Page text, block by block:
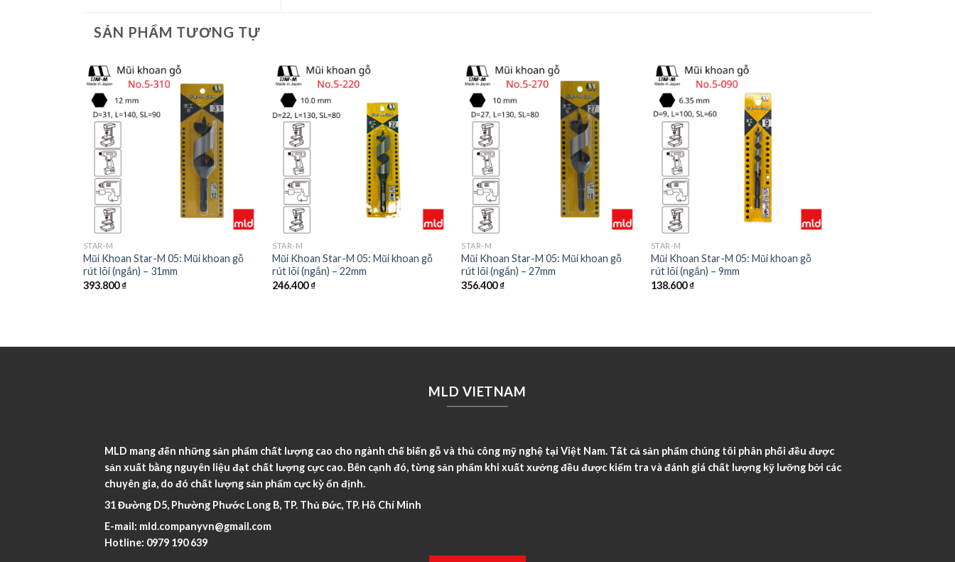
SẢN PHẨM TƯƠNG TỰ
STAR-M
Mũi Khoan Star-M 05: Mũi khoan gỗ
rút lõi (ngắn) – 31mm
393.800₫
STAR-M
Mũi Khoan Star-M 05: Mũi khoan gỗ
rút lõi (ngắn) – 22mm
246.400₫
STAR-M
Mũi Khoan Star-M 05: Mũi khoan gỗ
rút lõi (ngắn) – 27mm
356.400₫
STAR-M
Mũi Khoan Star-M 05: Mũi khoan gỗ
rút lõi (ngắn) – 9mm
138.600₫
MLD VIETNAM
MLD mang đến những sản phẩm chất lượng cao cho ngành chế biến gỗ và thủ công mỹ nghệ tại Việt Nam. Tất cả sản phẩm chúng tôi phân phối đều được
sản xuất bằng nguyên liệu đạt chất lượng cực cao. Bên cạnh đó, từng sản phẩm khi xuất xưởng đều được kiểm tra và đánh giá chất lượng kỹ lưỡng bởi các
chuyên gia, do đó chất lượng sản phẩm cực kỳ ổn định.
31 Đường D5, Phường Phước Long B, TP. Thủ Đức, TP. Hồ Chí Minh
E-mail: mld.companyvn@gmail.com
Hotline: 0979 190 639